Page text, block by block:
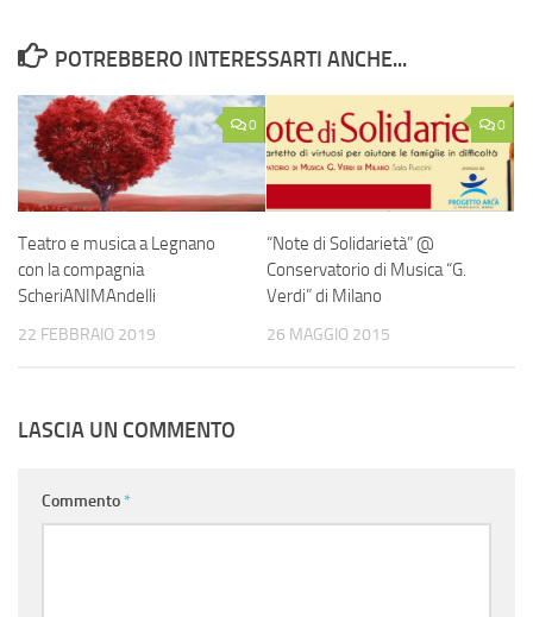
POTREBBERO INTERESSARTI ANCHE...
0
Teatro e musica a Legnano
con la compagnia
ScheriANIMAndelli
22 FEBBRAIO 2019
0
“Note di Solidarietà” @
Conservatorio di Musica “G.
Verdi” di Milano
26 MAGGIO 2015
LASCIA UN COMMENTO
Commento *